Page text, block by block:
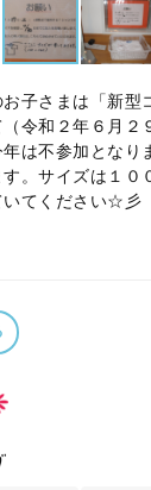
子さまは「新型
令和２年６月２
は不参加となり
。サイズは１０
いてください☆彡